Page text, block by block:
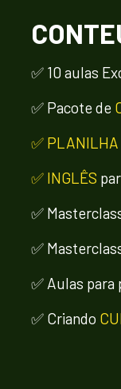
✅ 10 aulas
✅ Pacote de
✅ PLANILHA
✅ INGLÊS
✅
✅
✅ Aulas
✅ Criando